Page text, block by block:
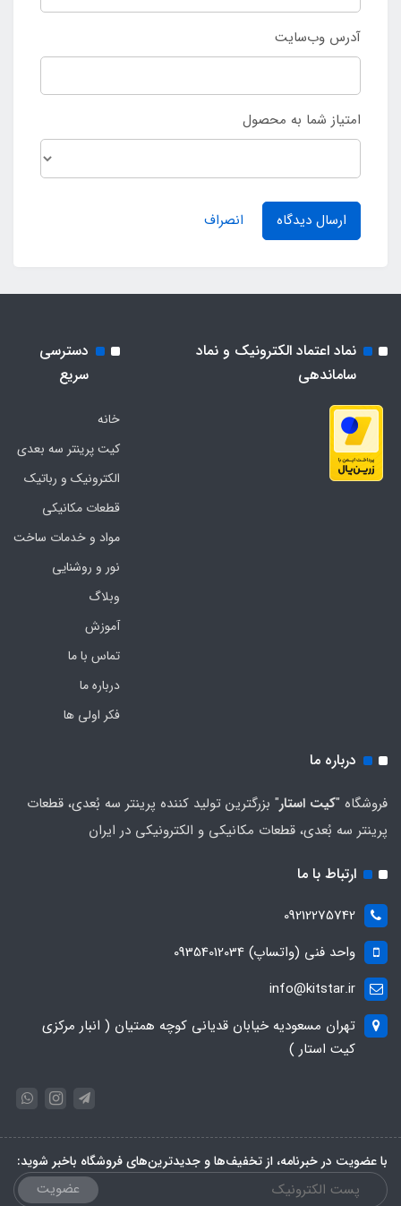
آدرس وب‌سایت
امتیاز شما به محصول
ارسال دیدگاه انصراف
نماد اعتماد الکترونیک و نماد
ساماندهی
دسترسی
سریع
خانه
کیت پرینتر سه بعدی
الکترونیک و رباتیک
قطعات مکانیکی
مواد و خدمات ساخت
نور و روشنایی
وبلاگ
آموزش
تماس با ما
درباره ما
فکر اولی ها
درباره ما
فروشگاه "کیت استار" بزرگترین تولید کننده پرینتر سه بُعدی، قطعات
پرینتر سه بُعدی، قطعات مکانیکی و الکترونیکی در ایران
ارتباط با ما
09212275742
واحد فنی (واتساپ) 09354012034
info@kitstar.ir
تهران مسعودیه خیابان قدیانی کوچه همتیان ( انبار مرکزی
کیت استار )
با عضویت در خبرنامه، از تخفیف‌ها و جدیدترین‌های فروشگاه باخبر شوید:
عضویت